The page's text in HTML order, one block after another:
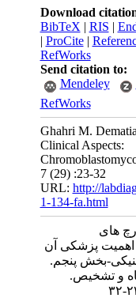
Download
BibTeX | RIS |
| ProCite|
RefWorks
Send citation to:
Mendeley
RefWorks
Ghahri M.
Clinical Aspects:
7 (29) :23-32
URL: http://
1-134-fa.html
های
اهمیت پزشکی آن
بخش پنجم.
و تشخیص.